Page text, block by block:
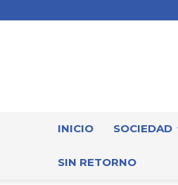
INICIO SOCIEDAD
SIN RETORNO